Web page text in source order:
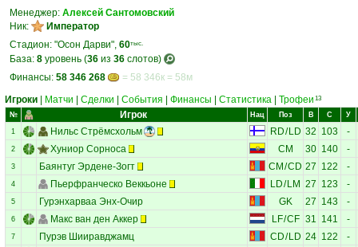
Менеджер: Алексей Сантомовский
Ник:
Император
Стадион: "Осон Дарви", 60тыс.
База: 8 уровень (36 из 36 слотов)
Финансы: 58 346 268
= 58 346к = 58м
Игроки
Матчи Сделки События Финансы Статистика Трофеи 13
№ Игрок Нац Поз В С У
1 Нильс Стрёмсхольм RD/LD 32 103 -
2 Хуниор Сорноса CM 30 140 -
3 Баянтуг Эрдене-Зогт CM /CD 27 122 -
4 Пьерфранческо Веккьоне LD/ LM 27 123 -
5 Гурэнхарваа Энх-Очир GK 27 143 -
6 Макс ван ден Аккер LF/CF 31 141 -
7 Пурэв Шииравджамц CD/LD 24 122 -